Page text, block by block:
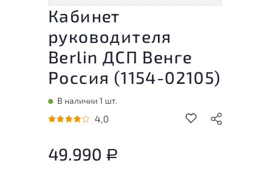
Кабинет
руководителя
Berlin ДСП Венге
Россия (1154-02105)
В наличии 1 шт.
4,0
49.990 Р